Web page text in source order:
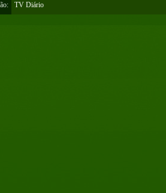
TV Diário